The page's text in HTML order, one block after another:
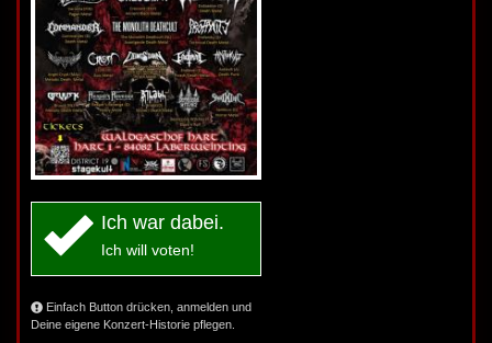
Ich war dabei.
Ich will voten!
Einfach Button drücken, anmelden und
Deine eigene Konzert-Historie pflegen.